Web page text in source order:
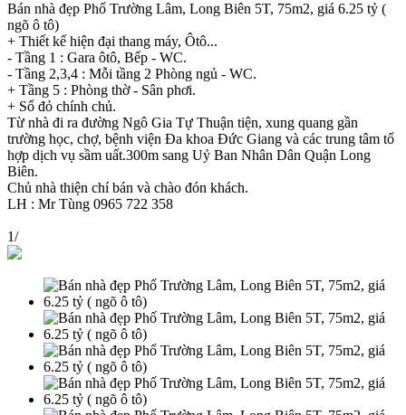
Bán nhà đẹp Phố Trường Lâm, Long Biên 5T, 75m2, giá 6.25 tỷ (
ngõ ô tô)
+ Thiết kế hiện đại thang máy, Ôtô...
- Tầng 1 : Gara ôtô, Bếp - WC.
- Tầng 2,3,4 : Mỗi tầng 2 Phòng ngủ - WC.
+ Tầng 5 : Phòng thờ - Sân phơi.
+ Sổ đỏ chính chủ.
Từ nhà đi ra đường Ngô Gia Tự Thuận tiện, xung quang gần
trường học, chợ, bệnh viện Đa khoa Đức Giang và các trung tâm tổ
hợp dịch vụ sầm uất.300m sang Uỷ Ban Nhân Dân Quận Long
Biên.
Chủ nhà thiện chí bán và chào đón khách.
LH : Mr Tùng 0965 722 358
1/